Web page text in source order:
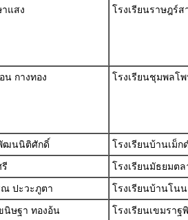
แสง โรงเรียนราษฎร์
น กางทอง โรงเรียนชุมพลโ
ฒนนิติศักดิ์
โรงเรียนบ้านเม็
โรงเรียนมัธยมต
ณ ปะวะภูตา
โรงเรียนบ้านโน
นิษฐา ทองอ้น
โรงเรียนเขมรา